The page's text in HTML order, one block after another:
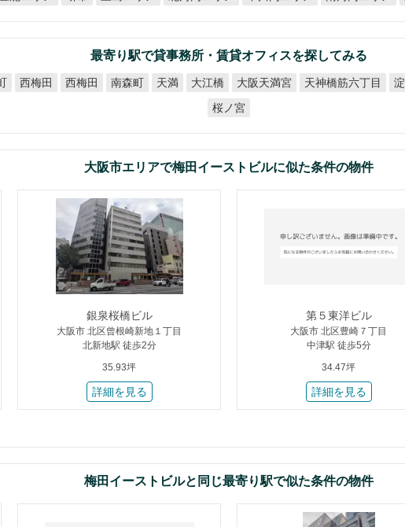
最寄り駅で貸事務所・賃貸オフィスを探してみる
西梅田 西梅田 南森町 天満 大江橋 大阪天満宮 天神橋筋六丁目
桜ノ宮
大阪市エリアで梅田イーストビルに似た条件の物件
銀泉桜橋ビル
大阪市 北区曾根崎新地１丁目
北新地駅 徒歩2分
35.93坪
詳細を見る
第５東洋ビル
大阪市 北区豊崎７丁目
中津駅 徒歩5分
34.47坪
詳細を見る
梅田イーストビルと同じ最寄り駅で似た条件の物件